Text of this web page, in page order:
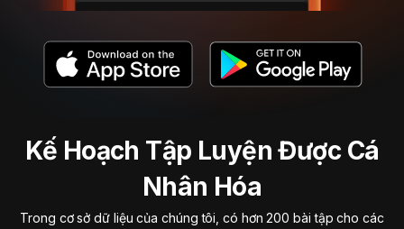
Kế Hoạch Tập Luyện Được Cá
Nhân Hóa
Trong cơ sở dữ liệu của chúng tôi, có hơn 200 bài tập cho các